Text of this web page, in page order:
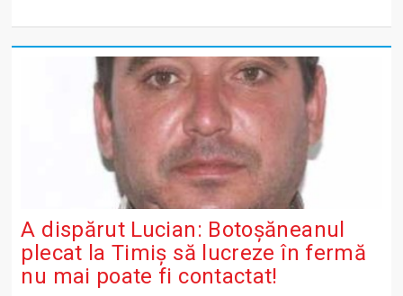
A dispărut Lucian: Botoșăneanul
plecat la Timiș să lucreze în fermă
nu mai poate fi contactat!